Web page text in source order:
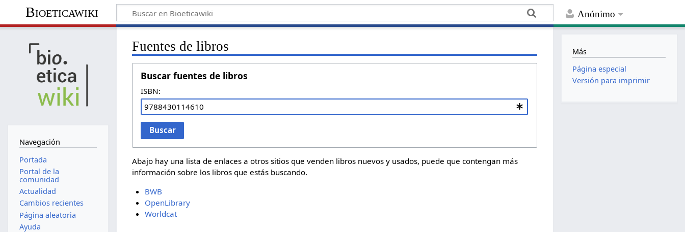
Anónimo
Bioeticawiki
Fuentes de libros
Buscar fuentes de libros
ISBN:
Buscar
Abajo hay una lista de enlaces a otros sitios que venden libros nuevos y usados, puede que contengan más
información sobre los libros que estás buscando.
BWB
OpenLibrary
Worldcat
Navegación
Portada
Portal de la
comunidad
Actualidad
Cambios recientes
Página aleatoria
Ayuda
Más
Página especial
Versión para imprimir